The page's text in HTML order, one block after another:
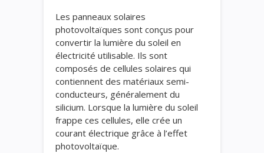
Les panneaux solaires
photovoltaïques sont conçus pour
convertir la lumière du soleil en
électricité utilisable. Ils sont
composés de cellules solaires qui
contiennent des matériaux semi-
conducteurs, généralement du
silicium. Lorsque la lumière du soleil
frappe ces cellules, elle crée un
courant électrique grâce à l’effet
photovoltaïque.